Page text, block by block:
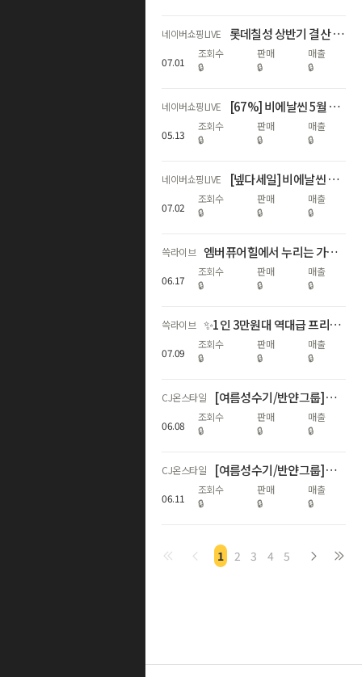
네이버쇼핑LIVE 롯데칠성 상반기 결산 라이브 1부
07.01
조회수
🔒
판매
🔒
매출
🔒
네이버쇼핑LIVE [67%] 비에날씬 5월 가정의 달 기념 라이브! 🎉💚
05.13
조회수
🔒
판매
🔒
매출
🔒
네이버쇼핑LIVE [넾다세일] 비에날씬 역대급 혜택 모음 (67%+선착순 상품 증정)
07.02
조회수
🔒
판매
🔒
매출
🔒
쓱라이브 엠버퓨어힐에서 누리는 가장 좋은 제주🌳여름 성수기~추석연휴까지 객실 확보
06.17
조회수
🔒
판매
🔒
매출
🔒
쓱라이브 ✨1인 3만원대 역대급 프리미엄 호캉스! 마티에 부산하버시티 쓱라이브 상륙✨
07.09
조회수
🔒
판매
🔒
매출
🔒
CJ온스타일 [여름성수기/반얀그룹] 카시아 속초 대규모 프로모션
06.08
조회수
🔒
판매
🔒
매출
🔒
CJ온스타일 [여름성수기/반얀그룹] 카시아 속초 대규모 프로모션 마지막 기회
06.11
조회수
🔒
판매
🔒
매출
🔒
1 2 3 4 5